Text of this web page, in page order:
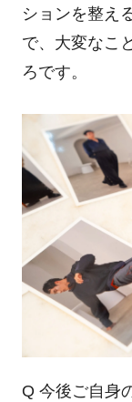
ションを整え
で、大変なこ
ろです。
Q 今後ご自身